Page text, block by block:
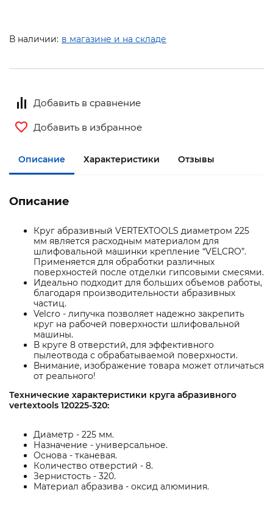
В наличии: в магазине и на складе
Добавить в сравнение
Добавить в избранное
Описание Характеристики Отзывы
Описание
Круг абразивный VERTEXTOOLS диаметром 225
мм является расходным материалом для
шлифовальной машинки крепление “VELCRO”.
Применяется для обработки различных
поверхностей после отделки гипсовыми смесями.
Идеально подходит для больших объемов работы,
благодаря производительности абразивных
частиц.
Velcro - липучка позволяет надежно закрепить
круг на рабочей поверхности шлифовальной
машины.
В круге 8 отверстий, для эффективного
пылеотвода с обрабатываемой поверхности.
Внимание, изображение товара может отличаться
от реального!
Технические характеристики круга абразивного
vertextools 120225-320:
Диаметр - 225 мм.
Назначение - универсальное.
Основа - тканевая.
Количество отверстий - 8.
Зернистость - 320.
Материал абразива - оксид алюминия.